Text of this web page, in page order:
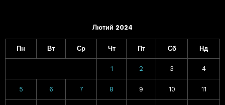
Лютий 2024
Пн Вт Ср Чт Пт Сб Нд
1 2 3 4
5 6 7 8 9 10 11